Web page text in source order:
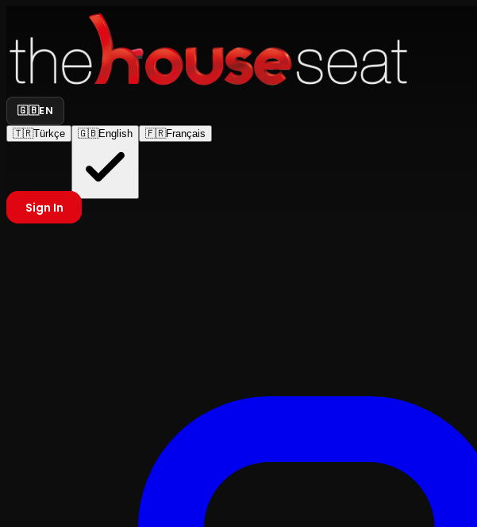
🇬🇧EN
🇹🇷Türkçe 🇬🇧English 🇫🇷Français
Sign In